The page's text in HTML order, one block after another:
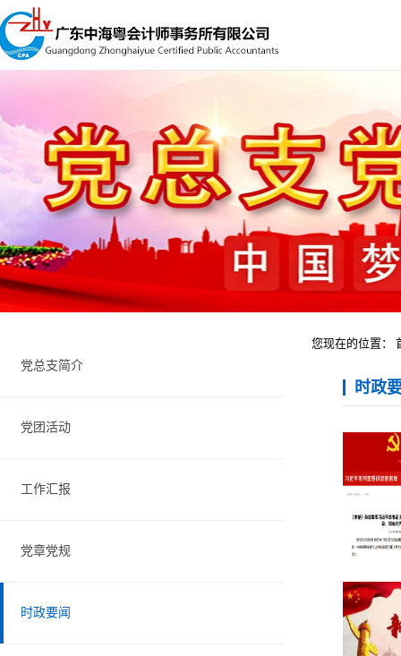
党总支简介
党团活动
工作汇报
党章党规
时政要闻
您现在的位置：
时政